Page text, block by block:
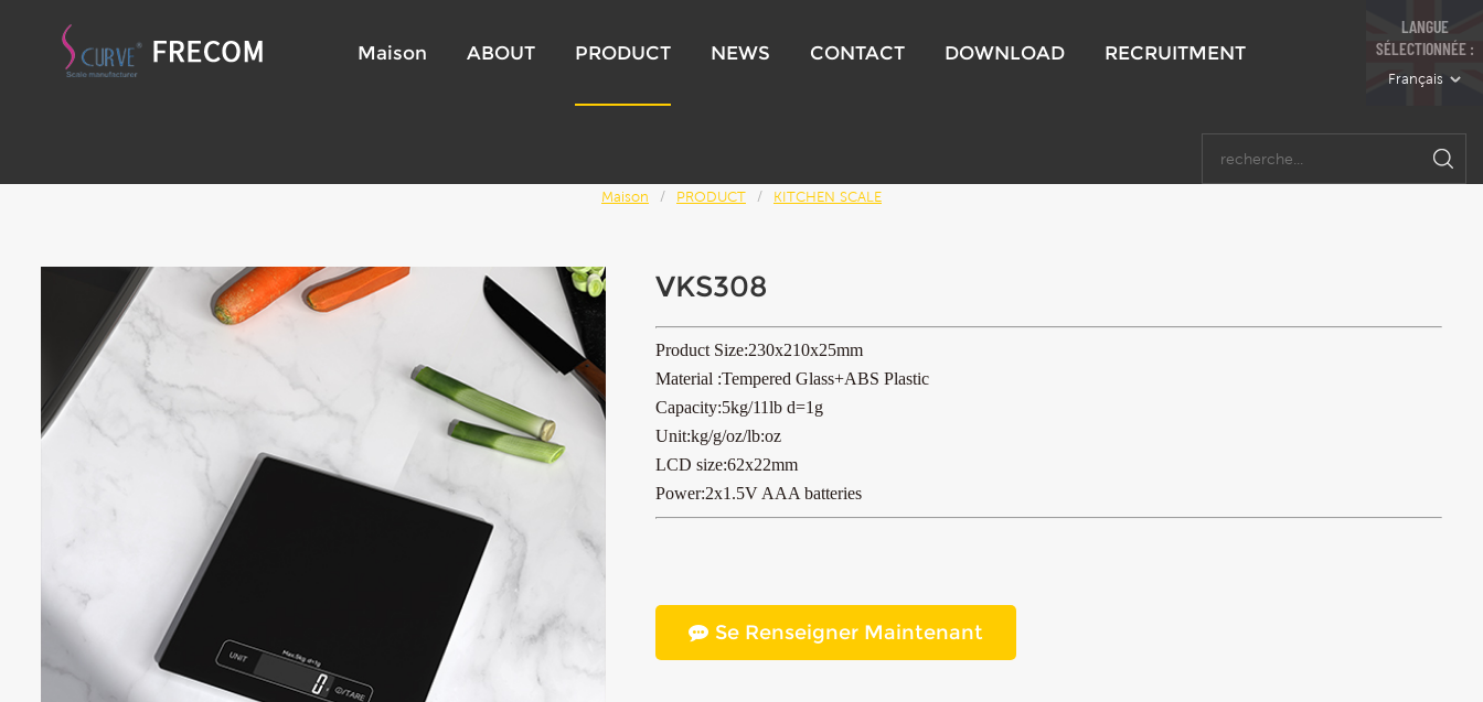
Maison ABOUT PRODUCT NEWS CONTACT DOWNLOAD RECRUITMENT
LANGUE
SÉLECTIONNÉE :
Français
Maison / PRODUCT / KITCHEN SCALE
VKS308
Product Size:230x210x25mm
Material :Tempered Glass+ABS Plastic
Capacity:5kg/11lb d=1g
Unit:kg/g/oz/lb:oz
LCD size:62x22mm
Power:2x1.5V AAA batteries
Se Renseigner Maintenant